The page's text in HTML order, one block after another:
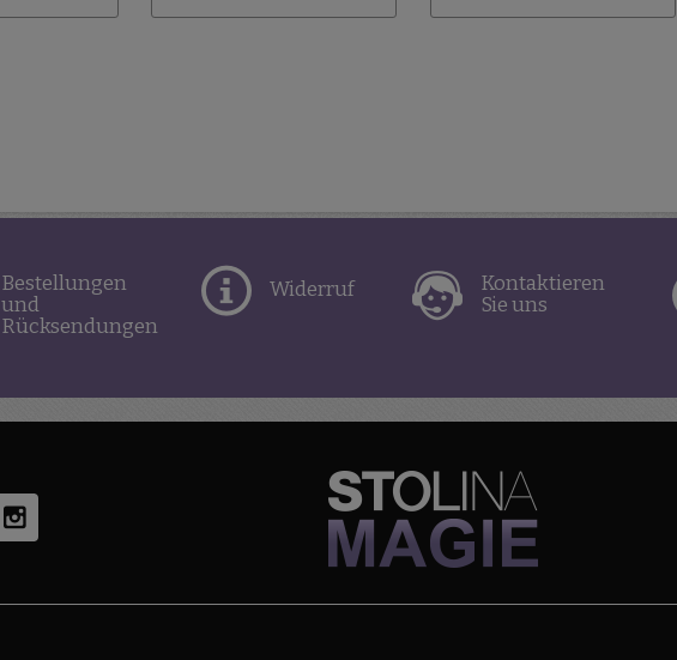
Bestellungen
und
Rücksendungen
Widerruf
Kontaktieren
Sie uns